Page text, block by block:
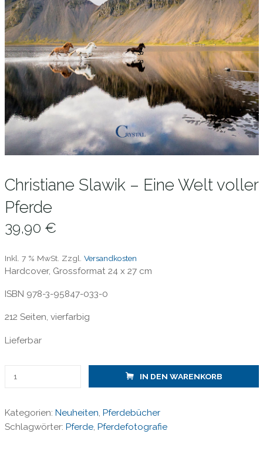
Christiane Slawik – Eine Welt voller
Pferde
39,90 €
Inkl. 7 % MwSt. Zzgl. Versandkosten
Hardcover, Grossformat 24 x 27 cm
ISBN 978-3-95847-033-0
212 Seiten, vierfarbig
Lieferbar
Christiane
Eine
Welt
IN DEN WARENKORB
Kategorien: Neuheiten, Pferdebücher
Schlagwörter: Pferde, Pferdefotografie